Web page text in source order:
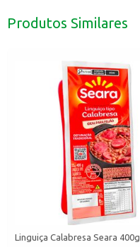
Produtos Similares
Linguiça Calabresa Seara 400g